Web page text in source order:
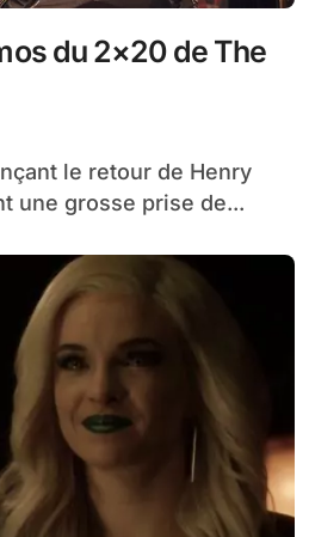
du 2×20 de The
une grosse prise de...